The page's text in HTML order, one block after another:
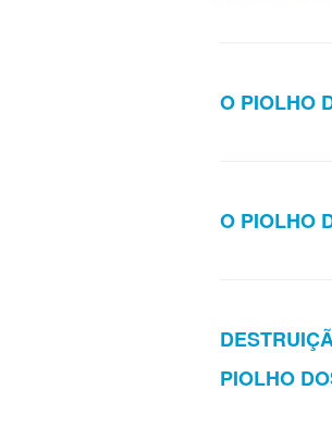
O PIOLHO
O PIOLHO
PIOLHO